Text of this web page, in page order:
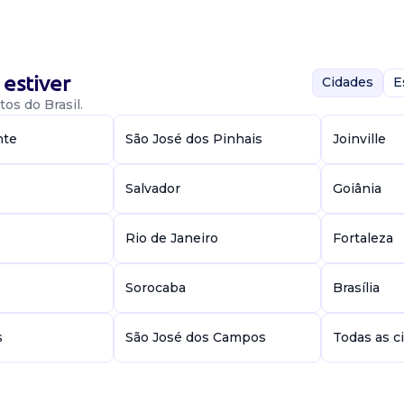
HUMANOS
(presencial) a
com perfil
HUMANOS
do Brasil.
Cidades
São José dos Pinhais Joinville
Salvador Goiânia
Rio de Janeiro Fortaleza
Sorocaba Brasília
São José dos Campos Todas as